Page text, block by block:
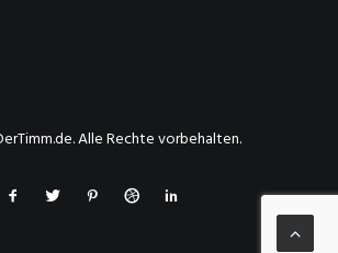
Alle Rechte vorbehalten.